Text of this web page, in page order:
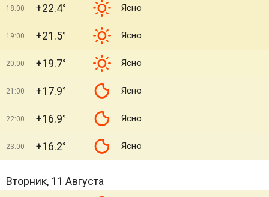
18:00 +22.4° Ясно
19:00 +21.5° Ясно
20:00 +19.7° Ясно
21:00 +17.9° Ясно
22:00 +16.9° Ясно
23:00 +16.2° Ясно
Вторник, 11 Августа